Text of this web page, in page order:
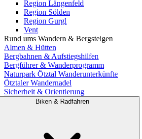
Region Längenfeld
Region Sölden
Region Gurgl
Vent
Rund ums Wandern & Bergsteigen
Almen & Hütten
Bergbahnen & Aufstiegshilfen
Bergführer & Wanderprogramm
Naturpark Ötztal Wanderunterkünfte
Ötztaler Wandernadel
Sicherheit & Orientierung
Biken & Radfahren